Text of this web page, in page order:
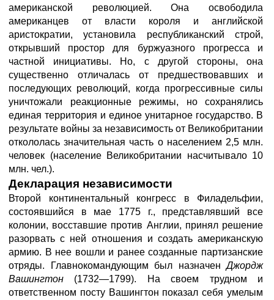
американской революцией. Она освободила
американцев от власти короля и английской
аристократии, установила республиканский строй,
открывший простор для буржуазного прогресса и
частной инициативы. Но, с другой стороны, она
существенно отличалась от предшествовавших и
последующих революций, когда прогрессивные силы
уничтожали реакционные режимы, но сохранялись
единая территория и единое унитарное государство. В
результате войны за независимость от Великобритании
откололась значительная часть о населением 2,5 млн.
человек (население Великобритании насчитывало 10
млн. чел.).
Декларация независимости
Второй континентальный конгресс в Филадельфии,
состоявшийся в мае 1775 г., представлявший все
колонии, восставшие против Англии, принял решение
разорвать с ней отношения и создать американскую
армию. В нее вошли и ранее созданные партизанские
отряды. Главнокомандующим был назначенДжордж
Вашингтон (1732—1799). На своем трудном и
ответственном посту Вашингтон показал себя умелым